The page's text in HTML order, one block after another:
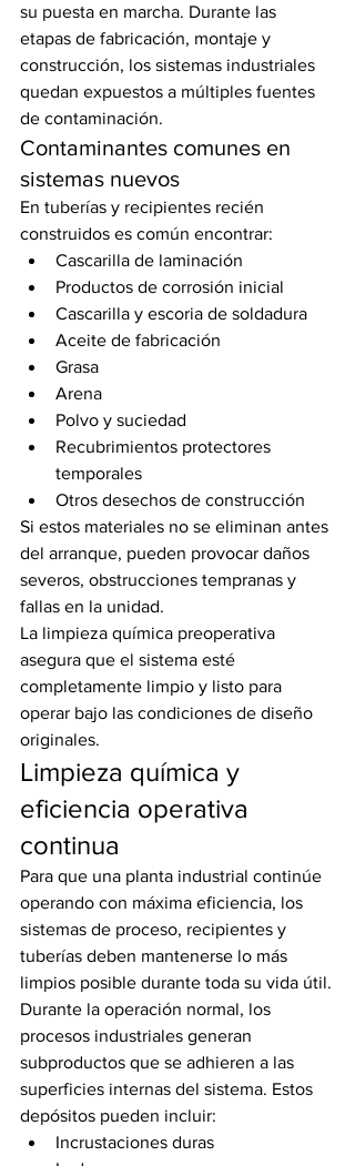
su puesta en marcha. Durante las
etapas de fabricación, montaje y
construcción, los sistemas industriales
quedan expuestos a múltiples fuentes
de contaminación.
Contaminantes comunes en
sistemas nuevos
En tuberías y recipientes recién
construidos es común encontrar:
Cascarilla de laminación
Productos de corrosión inicial
Cascarilla y escoria de soldadura
Aceite de fabricación
Grasa
Arena
Polvo y suciedad
Recubrimientos protectores
temporales
Otros desechos de construcción
Si estos materiales no se eliminan antes
del arranque, pueden provocar daños
severos, obstrucciones tempranas y
fallas en la unidad.
La limpieza química preoperativa
asegura que el sistema esté
completamente limpio y listo para
operar bajo las condiciones de diseño
originales.
Limpieza química y
eficiencia operativa
continua
Para que una planta industrial continúe
operando con máxima eficiencia, los
sistemas de proceso, recipientes y
tuberías deben mantenerse lo más
limpios posible durante toda su vida útil.
Durante la operación normal, los
procesos industriales generan
subproductos que se adhieren a las
superficies internas del sistema. Estos
depósitos pueden incluir:
Incrustaciones duras